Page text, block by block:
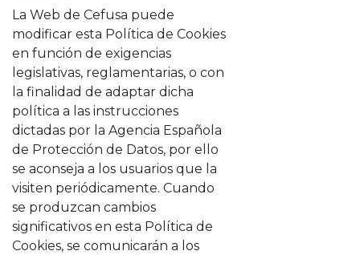
La Web de Cefusa puede
modificar esta Política de Cookies
en función de exigencias
legislativas, reglamentarias, o con
la finalidad de adaptar dicha
política a las instrucciones
dictadas por la Agencia Española
de Protección de Datos, por ello
se aconseja a los usuarios que la
visiten periódicamente. Cuando
se produzcan cambios
significativos en esta Política de
Cookies, se comunicarán a los